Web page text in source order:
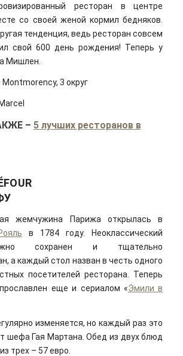
ресторан в центре
со своей женой кормил бедняков.
тенденция, ведь ресторан совсем
свой 600 день рождения! Теперь у
Мишлен.
Montmorency, 3 округ
– 5 лучших ресторанов в
жемчужина Парижа открылась в
в 1784 году. Неоклассический
сохранен и тщательно
а каждый стол назван в честь одного
посетителей ресторана. Теперь
еще и сериалом «Эмили в
изменяется, но каждый раз это
шефа Гая Мартана. Обед из двух блюд
трех – 57 евро.